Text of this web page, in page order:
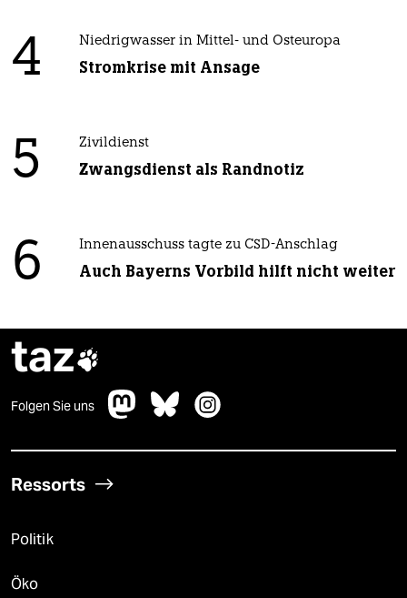
4 Niedrigwasser in Mittel- und Osteuropa
Stromkrise mit Ansage
5 Zivildienst
Zwangsdienst als Randnotiz
6 Innenausschuss tagte zu CSD-Anschlag
Auch Bayerns Vorbild hilft nicht weiter
taz
Folgen Sie uns
Ressorts
Politik
Öko